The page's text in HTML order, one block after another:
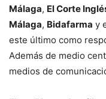
Málaga, El Corte
Málaga, Bidafarma y
este último como
Además de medio
medios de